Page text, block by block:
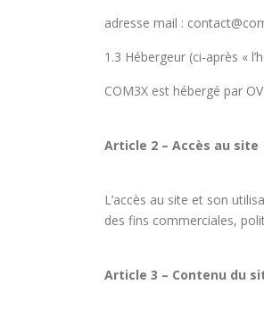
adresse mail :
1.3 Hébergeur (ci-après «
COM3X est hébergé par
Article 2 – Accès au site
L’accès au site et son
des fins commerciales,
Article 3 – Contenu du